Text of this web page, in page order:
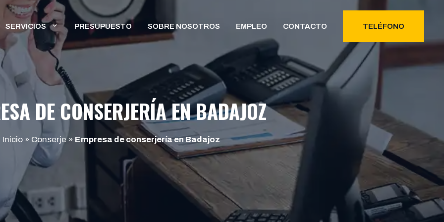
SERVICIOS PRESUPUESTO SOBRE NOSOTROS EMPLEO CONTACTO TELÉFONO
DE CONSERJERÍA EN BADAJOZ
Inicio» Conserje» Empresa de conserjería en Badajoz